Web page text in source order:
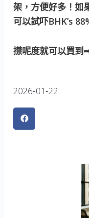
架，方便好多！如
可以試吓BHK’s
㩒呢度就可以買到
2026-01-22